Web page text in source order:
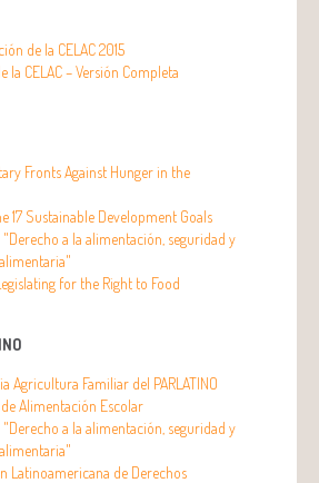
de la CELAC 2015
la CELAC – Versión Completa
Fronts Against Hunger in the
17 Sustainable Development Goals
a la alimentación, seguridad y
for the Right to Food
Agricultura Familiar del PARLATINO
Alimentación Escolar
a la alimentación, seguridad y
Latinoamericana de Derechos